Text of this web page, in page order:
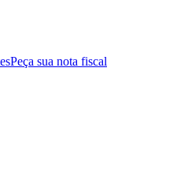
Peça sua nota fiscal